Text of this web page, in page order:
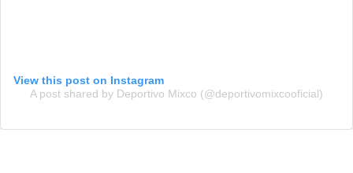
View this post on Instagram
A post shared by Deportivo Mixco (@deportivomixcooficial)